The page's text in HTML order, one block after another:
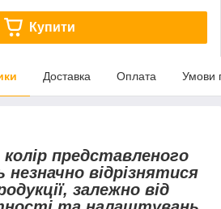
Купити
Доставка Оплата Умови
представленого
відрізнятися
залежно від